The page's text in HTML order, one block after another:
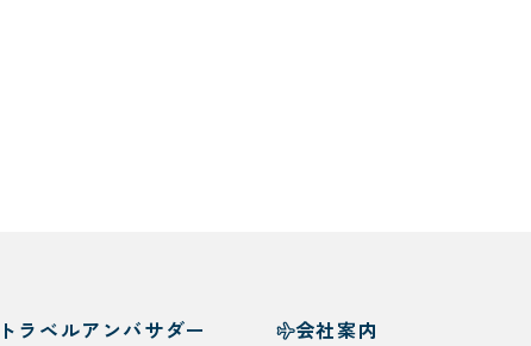
ラベルアンバサダー
会社案内